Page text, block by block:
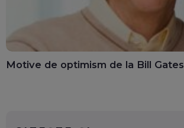
Motive de optimism de la Bill Gates